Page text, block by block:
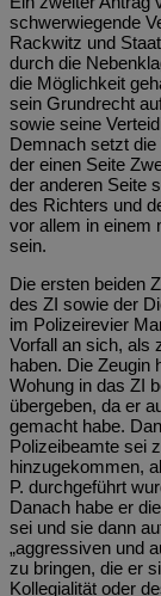
schwerwiegende
Rackwitz und
durch die
die Möglichkeit
sein Grundrecht
sowie seine
Demnach setzt die
der einen Seite
der anderen Seite
des Richters und
vor allem in einem
sein.
Die ersten beiden
des ZI sowie der
im Polizeirevier
Vorfall an sich, als
haben. Die Zeugin
Wohung in das ZI
übergeben, da er
gemacht habe.
Polizeibeamte sei
hinzugekommen,
P. durchgeführt
Danach habe er
sei und sie dann
„aggressiven und
zu bringen, die er
Kollegialität oder